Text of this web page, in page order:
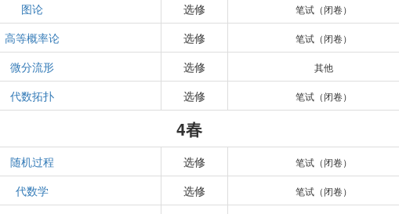
图论 选修 笔试（闭卷）
高等概率论 选修 笔试（闭卷）
微分流形 选修 其他
代数拓扑 选修 笔试（闭卷）
4春
随机过程 选修 笔试（闭卷）
代数学 选修 笔试（闭卷）